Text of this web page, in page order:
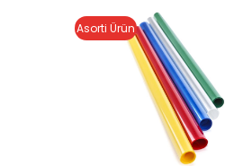
Asorti Ürün